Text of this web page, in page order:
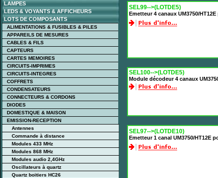
LAMPES
LEDS & VOYANTS & AFFICHEURS
LOTS DE COMPOSANTS
ALIMENTATIONS & FUSIBLES & PILES
APPAREILS DE MESURES
CABLES & FILS
CAPTEURS
CARTES MEMOIRES
CIRCUITS-IMPRIMES
CIRCUITS-INTEGRES
COFFRETS
CONDENSATEURS
CONNECTEURS & CORDONS
DIODES
DOMESTIQUE & MAISON
EMISSION-RECEPTION
Antennes
Commande à distance
Modules 433 MHz
Modules 868 MHz
Modules audio 2,4GHz
Oscillateurs à quartz
Quartz boitiers HC26
SEL99-->(LOTDE5)
Emetteur 4 canaux UM3750/
SEL100-->(LOTDE5)
Module décodeur 4 canaux
SEL97-->(LOTDE10)
Emetteur 1 canal UM3750/HT12E